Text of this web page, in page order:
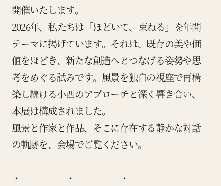
開催いたします。
2026年、私たちは「ほどいて、束ねる」を年間
テーマに掲げています。それは、既存の美や価
値をほどき、新たな創造へとつなげる姿勢や思
考をめぐる試みです。風景を独自の視座で再構
築し続ける小西のアプローチと深く響き合い、
本展は構成されました。
風景と作家と作品、そこに存在する静かな対話
の軌跡を、会場でご覧ください。
・ ・ ・